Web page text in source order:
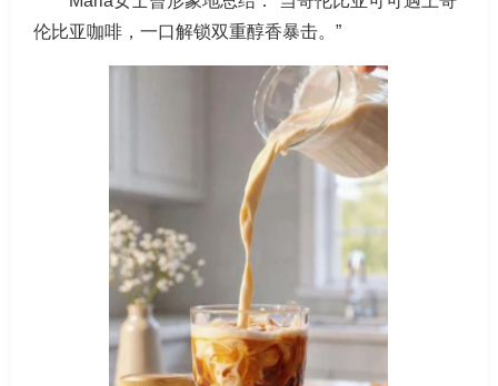
伦比亚咖啡，一口解锁双重醇香暴击。”